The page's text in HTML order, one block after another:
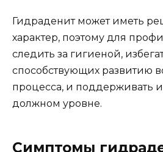
Гидраденит может иметь
характер, поэтому для
следить за гигиеной,
способствующих развитию
процесса, и поддерживать
должном уровне.
Симптомы